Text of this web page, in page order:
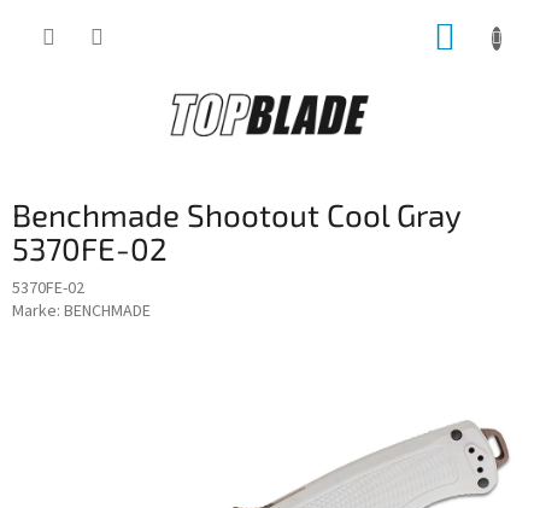
Benchmade Shootout Cool Gray
5370FE-02
5370FE-02
Marke: BENCHMADE